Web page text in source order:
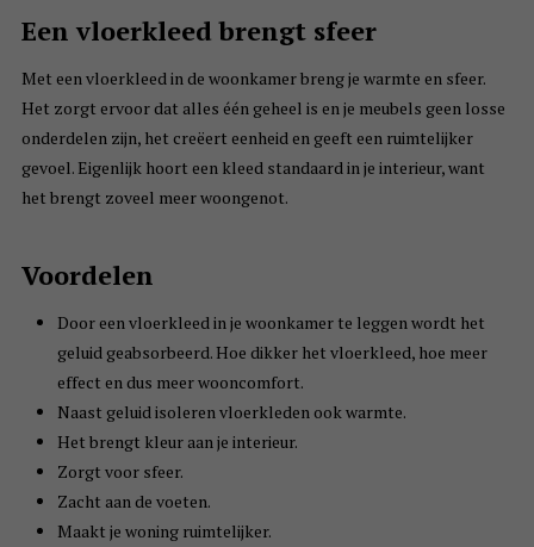
Een vloerkleed brengt sfeer
Met een vloerkleed in de woonkamer breng je warmte en sfeer.
Het zorgt ervoor dat alles één geheel is en je meubels geen losse
onderdelen zijn, het creëert eenheid en geeft een ruimtelijker
gevoel. Eigenlijk hoort een kleed standaard in je interieur, want
het brengt zoveel meer woongenot.
Voordelen
Door een vloerkleed in je woonkamer te leggen wordt het
geluid geabsorbeerd. Hoe dikker het vloerkleed, hoe meer
effect en dus meer wooncomfort.
Naast geluid isoleren vloerkleden ook warmte.
Het brengt kleur aan je interieur.
Zorgt voor sfeer.
Zacht aan de voeten.
Maakt je woning ruimtelijker.